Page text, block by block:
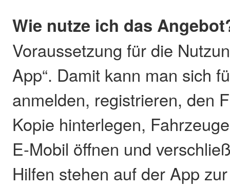
Wie nutze ich das
Voraussetzung für die
App“. Damit kann man sich
anmelden, registrieren, den
Kopie hinterlegen,
E-Mobil öffnen und
Hilfen stehen auf der App